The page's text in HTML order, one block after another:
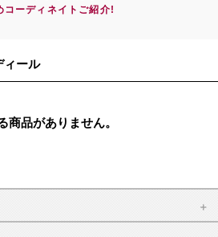
コーディネイトご紹介!
ィール
商品がありません。